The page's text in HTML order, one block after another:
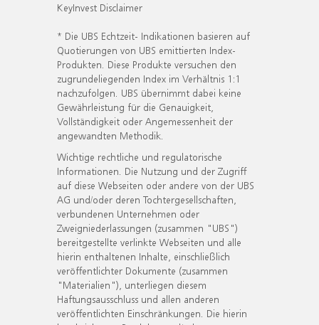
KeyInvest Disclaimer
* Die UBS Echtzeit- Indikationen basieren auf
Quotierungen von UBS emittierten Index-
Produkten. Diese Produkte versuchen den
zugrundeliegenden Index im Verhältnis 1:1
nachzufolgen. UBS übernimmt dabei keine
Gewährleistung für die Genauigkeit,
Vollständigkeit oder Angemessenheit der
angewandten Methodik.
Wichtige rechtliche und regulatorische
Informationen. Die Nutzung und der Zugriff
auf diese Webseiten oder andere von der UBS
AG und/oder deren Tochtergesellschaften,
verbundenen Unternehmen oder
Zweigniederlassungen (zusammen "UBS")
bereitgestellte verlinkte Webseiten und alle
hierin enthaltenen Inhalte, einschließlich
veröffentlichter Dokumente (zusammen
"Materialien"), unterliegen diesem
Haftungsausschluss und allen anderen
veröffentlichten Einschränkungen. Die hierin